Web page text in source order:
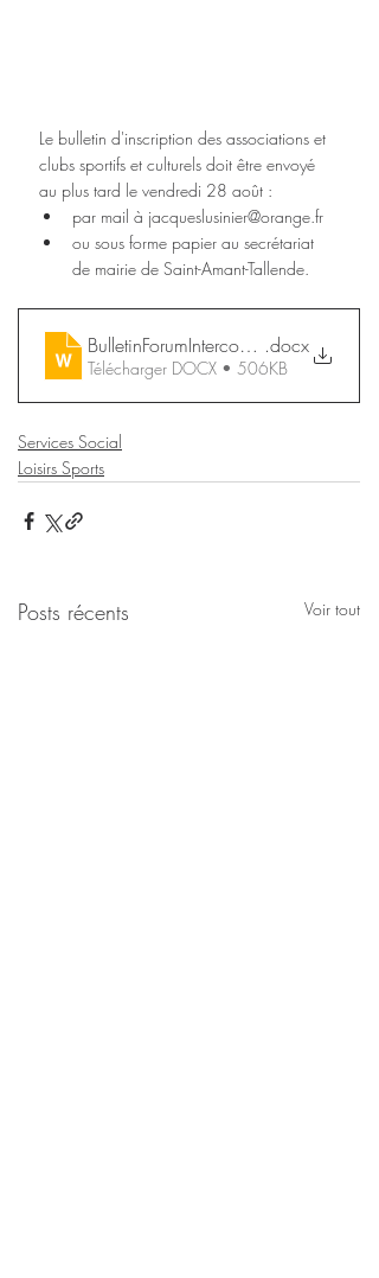
Le bulletin d'inscription des associations et
clubs sportifs et culturels doit être envoyé
au plus tard le vendredi 28 août :
par mail à jacqueslusinier@orange.fr
ou sous forme papier au secrétariat
de mairie de Saint-Amant-Tallende.
.docx
Télécharger DOCX • 506KB
Services Social
Loisirs Sports
Posts récents Voir tout